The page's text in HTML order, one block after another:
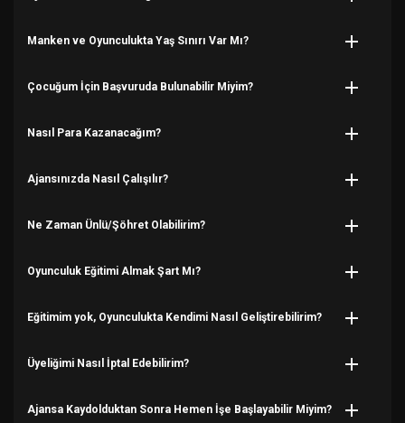
Manken ve Oyunculukta Yaş Sınırı Var Mı?
Çocuğum İçin Başvuruda Bulunabilir Miyim?
Nasıl Para Kazanacağım?
Ajansınızda Nasıl Çalışılır?
Ne Zaman Ünlü/Şöhret Olabilirim?
Oyunculuk Eğitimi Almak Şart Mı?
Eğitimim yok, Oyunculukta Kendimi Nasıl Geliştirebilirim?
Üyeliğimi Nasıl İptal Edebilirim?
Ajansa Kaydolduktan Sonra Hemen İşe Başlayabilir Miyim?